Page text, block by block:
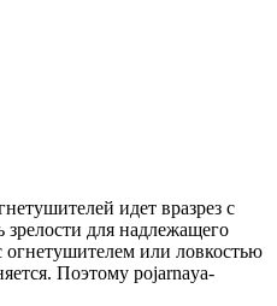
идет вразрез с
зрелости для надлежащего
огнетушителем или ловкостью
Поэтому pojarnaya-